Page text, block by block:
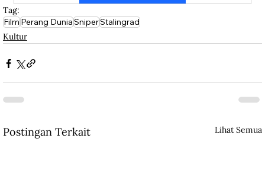
Tag:
FilmPerang DuniaSniperStalingrad
Kultur
Postingan Terkait Lihat Semua